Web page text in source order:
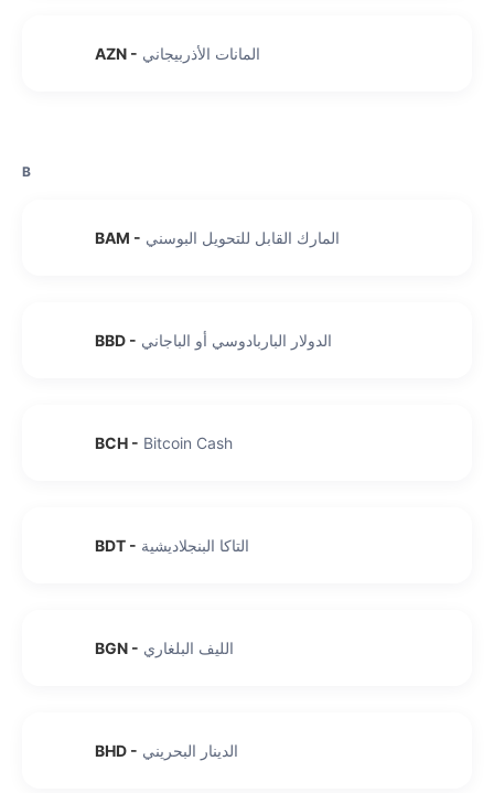
AZN - المانات الأذربيجاني
B
BAM - المارك القابل للتحويل البوسني
BBD - الدولار الباربادوسي أو الباجاني
BCH - Bitcoin Cash
BDT - التاكا البنجلاديشية
BGN - الليف البلغاري
BHD - الدينار البحريني